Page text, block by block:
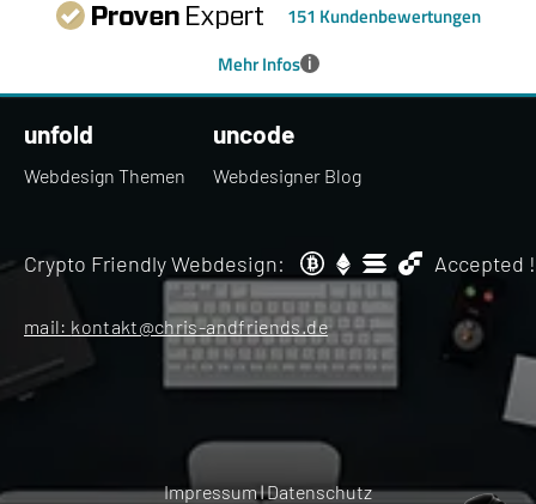
151 Kundenbewertungen
Mehr Infos i
unfold
Webdesign Themen
uncode
Webdesigner Blog
Crypto Friendly Webdesign: Accepted !
mail: kontakt@chris-andfriends.de
Impressum|Datenschutz